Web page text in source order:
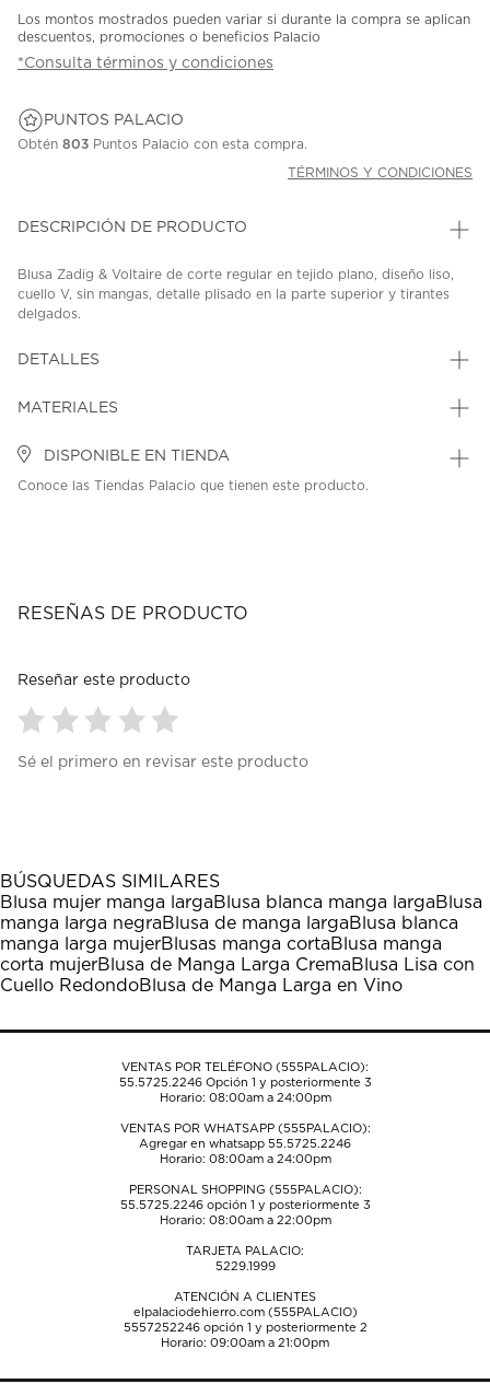
Los montos mostrados pueden variar si durante la compra se aplican
descuentos, promociones o beneficios Palacio
*Consulta términos y condiciones
PUNTOS PALACIO
Obtén 803 Puntos Palacio con esta compra.
TÉRMINOS Y CONDICIONES
DESCRIPCIÓN DE PRODUCTO
Blusa Zadig & Voltaire de corte regular en tejido plano, diseño liso,
cuello V, sin mangas, detalle plisado en la parte superior y tirantes
delgados.
DETALLES
MATERIALES
DISPONIBLE EN TIENDA
Conoce las Tiendas Palacio que tienen este producto.
RESEÑAS DE PRODUCTO
Reseñar este producto
para
1
estrella
Esta
acción
abrirá
el
formulario
envío.
para
estrellas.
Esta
acción
abrirá
el
formulario
envío.
para
estrellas.
Esta
acción
abrirá
el
formulario
envío.
para
estrellas.
Esta
acción
abrirá
el
formulario
envío.
para
estrellas.
Esta
acción
abrirá
el
formulario
envío.
Sé el primero en revisar este producto
BÚSQUEDAS SIMILARES
Blusa mujer manga largaBlusa blanca manga largaBlusa
manga larga negraBlusa de manga largaBlusa blanca
manga larga mujerBlusas manga cortaBlusa manga
corta mujerBlusa de Manga Larga CremaBlusa Lisa con
Cuello RedondoBlusa de Manga Larga en Vino
VENTAS POR TELÉFONO (555PALACIO):
55.5725.2246Opción 1 y posteriormente 3
Horario: 08:00am a 24:00pm
VENTAS POR WHATSAPP (555PALACIO):
Agregar en whatsapp 55.5725.2246
Horario: 08:00am a 24:00pm
PERSONAL SHOPPING (555PALACIO):
55.5725.2246opción 1 y posteriormente 3
Horario: 08:00am a 22:00pm
TARJETA PALACIO:
5229.1999
ATENCIÓN A CLIENTES
elpalaciodehierro.com (555PALACIO)
5557252246opción 1 y posteriormente 2
Horario: 09:00am a 21:00pm